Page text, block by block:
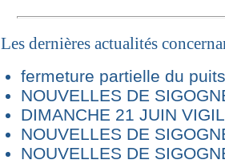
Les dernières actualités
fermeture partielle du
NOUVELLES DE
DIMANCHE 21 JUIN
NOUVELLES DE
NOUVELLES DE